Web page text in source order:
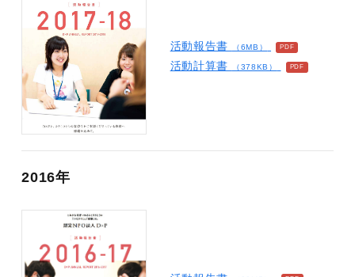
活動報告書 （6MB）
活動計算書 （378KB）
2016年